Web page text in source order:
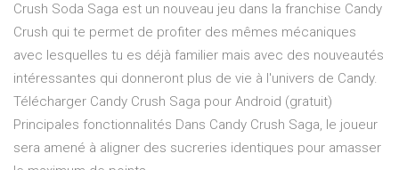
Crush Soda Saga est un nouveau jeu dans la franchise Candy
Crush qui te permet de profiter des mêmes mécaniques
avec lesquelles tu es déjà familier mais avec des nouveautés
intéressantes qui donneront plus de vie à l'univers de Candy.
Télécharger Candy Crush Saga pour Android (gratuit)
Principales fonctionnalités Dans Candy Crush Saga, le joueur
sera amené à aligner des sucreries identiques pour amasser